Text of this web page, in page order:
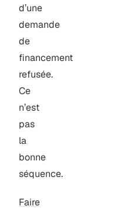
d’une
demande
de
financement
refusée.
Ce
n’est
pas
la
bonne
séquence.
Faire